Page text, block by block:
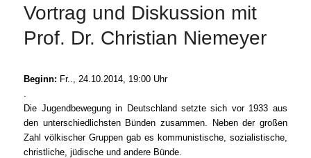
Vortrag und Diskussion mit
Prof. Dr. Christian Niemeyer
Beginn: Fr.., 24.10.2014, 19:00 Uhr
Die Jugendbewegung in Deutschland setzte sich vor 1933 aus
den unterschiedlichsten Bünden zusammen. Neben der großen
Zahl völkischer Gruppen gab es kommunistische, sozialistische,
christliche, jüdische und andere Bünde.